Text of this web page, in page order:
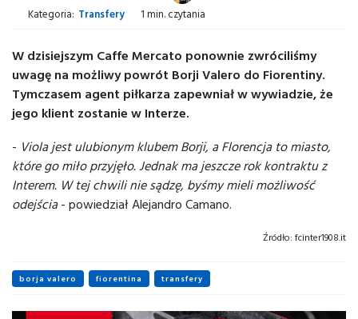
Kategoria: Transfery 1 min. czytania
W dzisiejszym Caffe Mercato ponownie zwróciliśmy
uwagę na możliwy powrót Borji Valero do Fiorentiny.
Tymczasem agent piłkarza zapewniał w wywiadzie, że
jego klient zostanie w Interze.
- Viola jest ulubionym klubem Borji, a Florencja to miasto,
które go miło przyjęło. Jednak ma jeszcze rok kontraktu z
Interem. W tej chwili nie sądzę, byśmy mieli możliwość
odejścia- powiedział Alejandro Camano.
Źródło: fcinter1908.it
borja valero fiorentina transfery